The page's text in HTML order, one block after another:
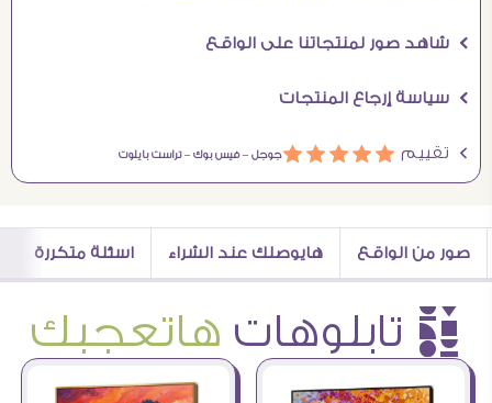
Ö شاهد صور لمنتجاتنا على الواقع
Ö سياسة إرجاع المنتجات
Ö تقييم áááááجوجل –فيس بوك –تراست بايلوت
صور من الواقع هايوصلك عند الشراء اسئلة متكررة
è تابلوهات هاتعجبك